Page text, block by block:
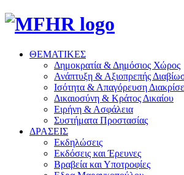
ΘΕΜΑΤΙΚΕΣ
Δημοκρατία & Δημόσιος Χώρος
Ανάπτυξη & Αξιοπρεπής
Ισότητα & Απαγόρευση
Δικαιοσύνη & Κράτος Δικαίου
Ειρήνη & Ασφάλεια
Συστήματα Προστασίας
ΔΡΑΣΕΙΣ
Εκδηλώσεις
Εκδόσεις και Έρευνες
Βραβεία και Υποτροφίες